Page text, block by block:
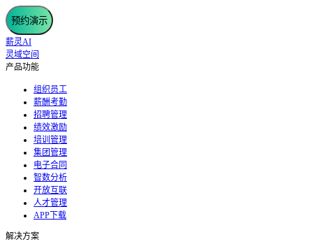
预约演示
薪灵AI
灵域空间
产品功能
组织员工
薪酬考勤
招聘管理
绩效激励
培训管理
集团管理
电子合同
智数分析
开放互联
人才管理
APP下载
解决方案